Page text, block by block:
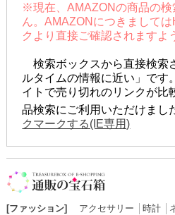
※現在、AMAZONの商品の検
ん。AMAZONにつきまして
クより直接ご確認されますよ
検索ボックスから直接検索
ルタイムの情報に近い」です
イトで売り切れのリンクが比
品検索にご利用いただけまし
クマークする(IE専用)
[ファッション] アクセサリー 時計│